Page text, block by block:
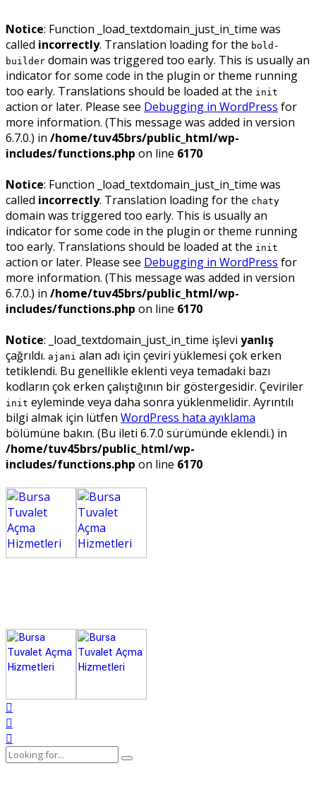
Notice: Function _load_textdomain_just_in_time was
called incorrectly. Translation loading for the bold-
builder domain was triggered too early. This is usually an
indicator for some code in the plugin or theme running
too early. Translations should be loaded at the init
action or later. Please see Debugging in WordPress for
more information. (This message was added in version
6.7.0.) in /home/tuv45brs/public_html/wp-
includes/functions.php on line 6170
Notice: Function _load_textdomain_just_in_time was
called incorrectly. Translation loading for the chaty
domain was triggered too early. This is usually an
indicator for some code in the plugin or theme running
too early. Translations should be loaded at the init
action or later. Please see Debugging in WordPress for
more information. (This message was added in version
6.7.0.) in /home/tuv45brs/public_html/wp-
includes/functions.php on line 6170
Notice: _load_textdomain_just_in_time işlevi yanlış
çağrıldı. ajani alan adı için çeviri yüklemesi çok erken
tetiklendi. Bu genellikle eklenti veya temadaki bazı
kodların çok erken çalıştığının bir göstergesidir. Çeviriler
init eyleminde veya daha sonra yüklenmelidir. Ayrıntılı
bilgi almak için lütfen WordPress hata ayıklama
bölümüne bakın. (Bu ileti 6.7.0 sürümünde eklendi.) in
/home/tuv45brs/public_html/wp-
includes/functions.php on line 6170